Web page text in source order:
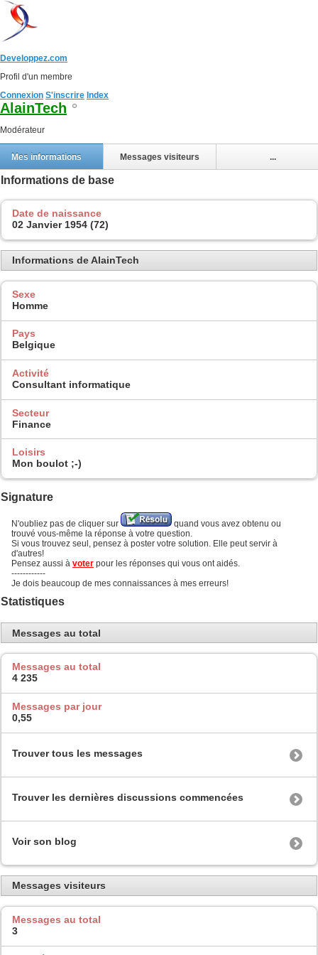
Developpez.com
Profil d'un membre
Connexion S'inscrire Index
AlainTech
Modérateur
Mes informations Messages visiteurs ...
Informations de base
Date de naissance
02 Janvier 1954 (72)
Informations de AlainTech
Sexe
Homme
Pays
Belgique
Activité
Consultant informatique
Secteur
Finance
Loisirs
Mon boulot ;-)
Signature
N'oubliez pas de cliquer sur
quand vous avez obtenu ou
trouvé vous-même la réponse à votre question.
Si vous trouvez seul, pensez à poster votre solution. Elle peut servir à
d'autres!
Pensez aussi à voter pour les réponses qui vous ont aidés.
------------
Je dois beaucoup de mes connaissances à mes erreurs!
Statistiques
Messages au total
Messages au total
4 235
Messages par jour
0,55
Trouver tous les messages
Trouver les dernières discussions commencées
Voir son blog
Messages visiteurs
Messages au total
3